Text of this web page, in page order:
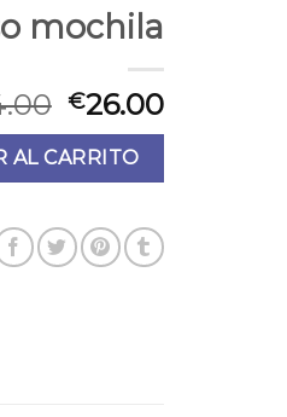
mochila
€26.00
AL CARRITO